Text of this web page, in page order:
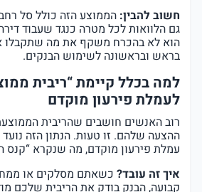
חשוב להבין: הממוצע הזה כולל סל
גם הלוואות לכל מטרה כנגד שעבוד
הוא לא בהכרח משקף את מה שתקבלו
בראש ובראשונה לשימוש הבנקים.
למה בכלל קיימת “ריבית
לעמלת פירעון מוקדם
רוב האנשים חושבים שהריבית
ההצעה שלהם. זו טעות. הנתון הזה
עמלת פירעון מוקדם, מה שנקרא “קנס
איך זה עובד? כשאתם מסלקים או
קבועה, הבנק בודק את הריבית שלכם